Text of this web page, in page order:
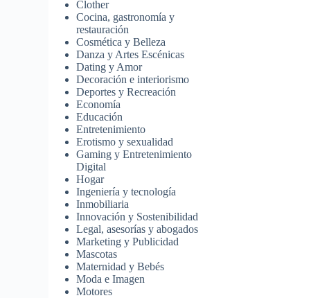
Clother
Cocina, gastronomía y
restauración
Cosmética y Belleza
Danza y Artes Escénicas
Dating y Amor
Decoración e interiorismo
Deportes y Recreación
Economía
Educación
Entretenimiento
Erotismo y sexualidad
Gaming y Entretenimiento
Digital
Hogar
Ingeniería y tecnología
Inmobiliaria
Innovación y Sostenibilidad
Legal, asesorías y abogados
Marketing y Publicidad
Mascotas
Maternidad y Bebés
Moda e Imagen
Motores